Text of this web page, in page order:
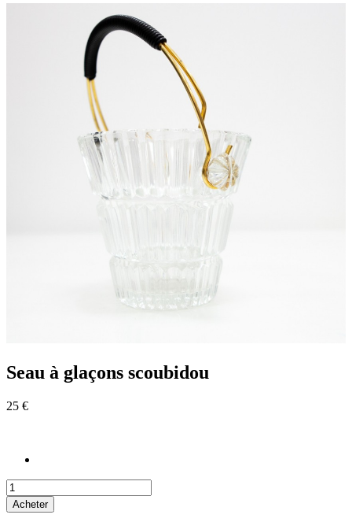
Seau à glaçons scoubidou
25 €
Acheter